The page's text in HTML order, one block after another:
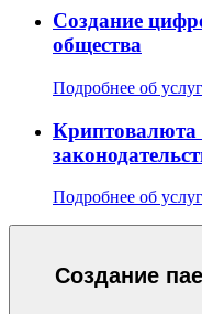
Создание
общества
Подробнее об
Подробнее об
Создание